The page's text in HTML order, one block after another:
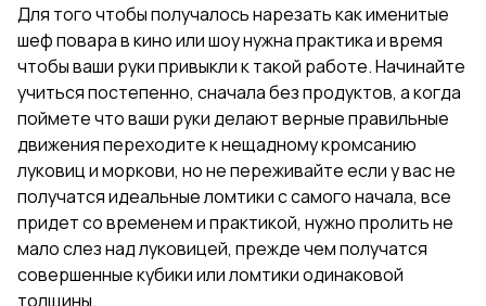
Для того чтобы получалось нарезать как именитые
шеф повара в кино или шоу нужна практика и время
чтобы ваши руки привыкли к такой работе. Начинайте
учиться постепенно, сначала без продуктов, а когда
поймете что ваши руки делают верные правильные
движения переходите к нещадному кромсанию
луковиц и моркови, но не переживайте если у вас не
получатся идеальные ломтики с самого начала, все
придет со временем и практикой, нужно пролить не
мало слез над луковицей, прежде чем получатся
совершенные кубики или ломтики одинаковой
толщины.